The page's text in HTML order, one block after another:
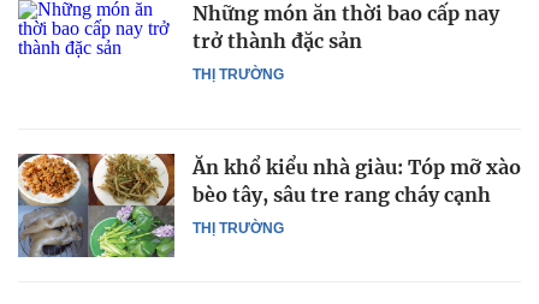
THỊ TRƯỜNG
Những món ăn thời bao cấp nay
trở thành đặc sản
THỊ TRƯỜNG
Ăn khổ kiểu nhà giàu: Tóp mỡ xào
bèo tây, sâu tre rang cháy cạnh